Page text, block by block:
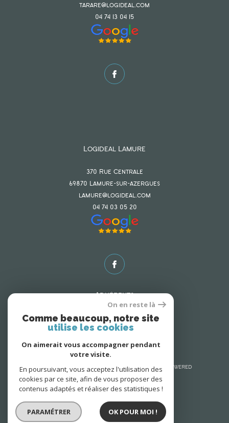
tarare@logideal.com
04 74 13 04 15
Logideal Lamure
370 Rue Centrale
69870 lamure-sur-azergues
lamure@logideal.com
04 74 03 05 20
© 2026 | Tous droits réservés | Traduction powered
by Google |
Nos honoraires
Politique RGPD
On en reste là
Comme beaucoup, notre site
utilise les cookies
On aimerait vous accompagner pendant
votre visite.
En poursuivant, vous acceptez l'utilisation des
cookies par ce site, afin de vous proposer des
contenus adaptés et réaliser des statistiques !
PARAMÉTRER OK POUR MOI !